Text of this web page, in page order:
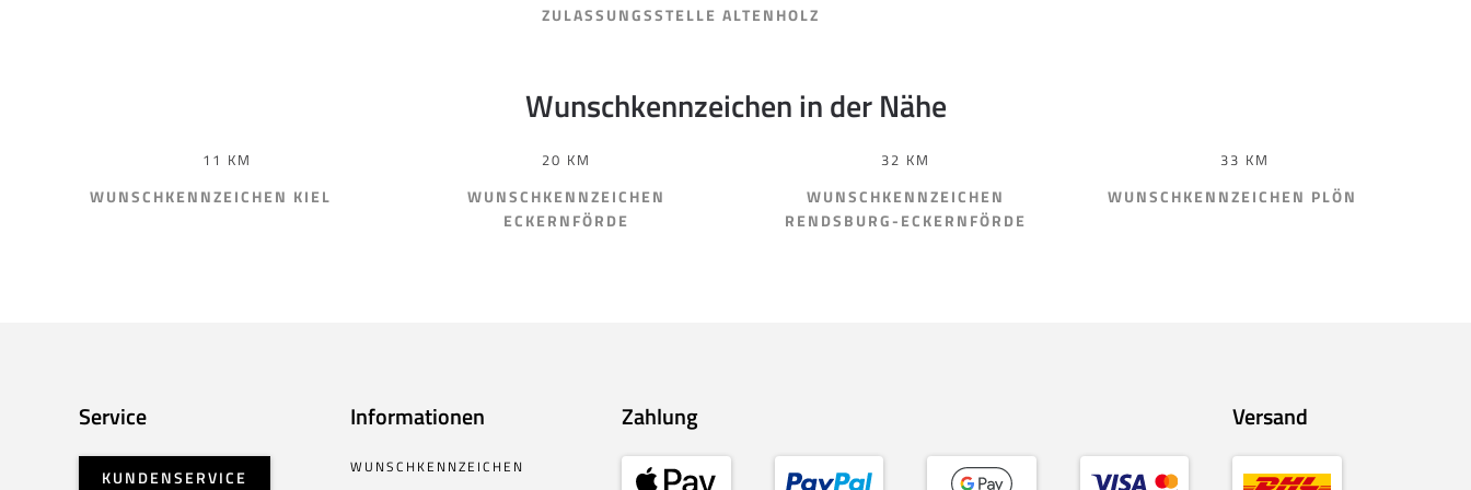
ZULASSUNGSSTELLE ALTENHOLZ
Wunschkennzeichen in der Nähe
11 KM
WUNSCHKENNZEICHEN KIEL
20 KM
WUNSCHKENNZEICHEN
ECKERNFÖRDE
32 KM
WUNSCHKENNZEICHEN
RENDSBURG-ECKERNFÖRDE
33 KM
WUNSCHKENNZEICHEN PLÖN
Service
KUNDENSERVICE
Informationen
WUNSCHKENNZEICHEN
Zahlung Versand